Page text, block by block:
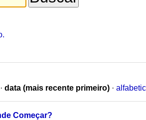
· data (mais recente primeiro) ·
Começar?